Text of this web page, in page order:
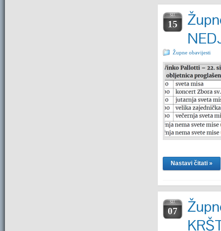
SIJ.
15
Župne obavijesti
Nastavi čitati »
SIJ.
07